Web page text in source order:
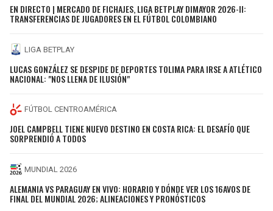
EN DIRECTO | MERCADO DE FICHAJES, LIGA BETPLAY DIMAYOR 2026-II:
TRANSFERENCIAS DE JUGADORES EN EL FÚTBOL COLOMBIANO
LIGA BETPLAY
LUCAS GONZÁLEZ SE DESPIDE DE DEPORTES TOLIMA PARA IRSE A ATLÉTICO
NACIONAL: "NOS LLENA DE ILUSIÓN"
FÚTBOL CENTROAMÉRICA
JOEL CAMPBELL TIENE NUEVO DESTINO EN COSTA RICA: EL DESAFÍO QUE
SORPRENDIÓ A TODOS
MUNDIAL 2026
ALEMANIA VS PARAGUAY EN VIVO: HORARIO Y DÓNDE VER LOS 16AVOS DE
FINAL DEL MUNDIAL 2026; ALINEACIONES Y PRONÓSTICOS